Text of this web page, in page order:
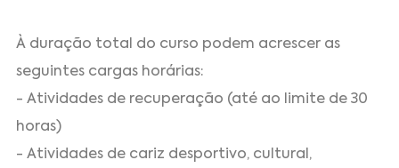
À duração total do curso podem acrescer as
seguintes cargas horárias:
- Atividades de recuperação (até ao limite de 30
horas)
- Atividades de cariz desportivo, cultural,